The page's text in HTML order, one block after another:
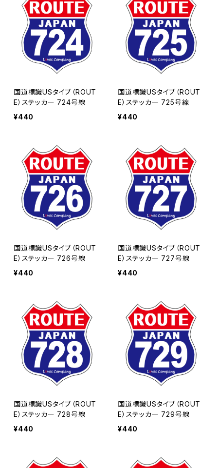
国道標識USタイプ（ROUT
E）ステッカー 724号線
¥440
国道標識USタイプ（ROUT
E）ステッカー 725号線
¥440
国道標識USタイプ（ROUT
E）ステッカー 726号線
¥440
国道標識USタイプ（ROUT
E）ステッカー 727号線
¥440
国道標識USタイプ（ROUT
E）ステッカー 728号線
¥440
国道標識USタイプ（ROUT
E）ステッカー 729号線
¥440